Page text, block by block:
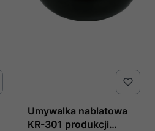
Umywalka nablatowa
KR-301 produkcji